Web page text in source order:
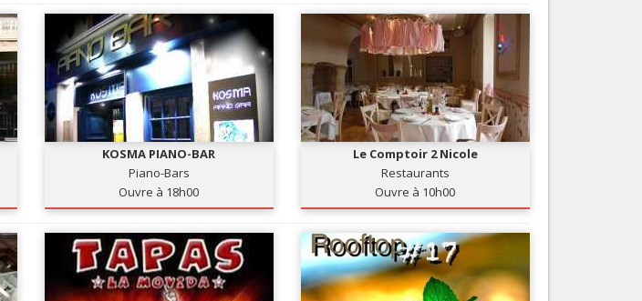
KOSMA PIANO-BAR
Piano-Bars
Ouvre à 18h00
Le Comptoir 2 Nicole
Restaurants
Ouvre à 10h00